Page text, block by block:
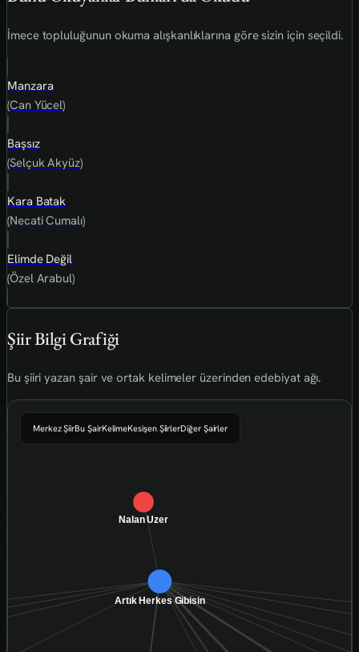
İmece topluluğunun okuma alışkanlıklarına göre sizin için seçildi.
Manzara
(Can Yücel)
Başsız
(Selçuk Akyüz)
Kara Batak
(Necati Cumalı)
Elimde Değil
(Özel Arabul)
Şiir Bilgi Grafiği
Bu şiiri yazan şair ve ortak kelimeler üzerinden edebiyat ağı.
Merkez ŞiirBu ŞairKelimeKesişen ŞiirlerDiğer Şairler